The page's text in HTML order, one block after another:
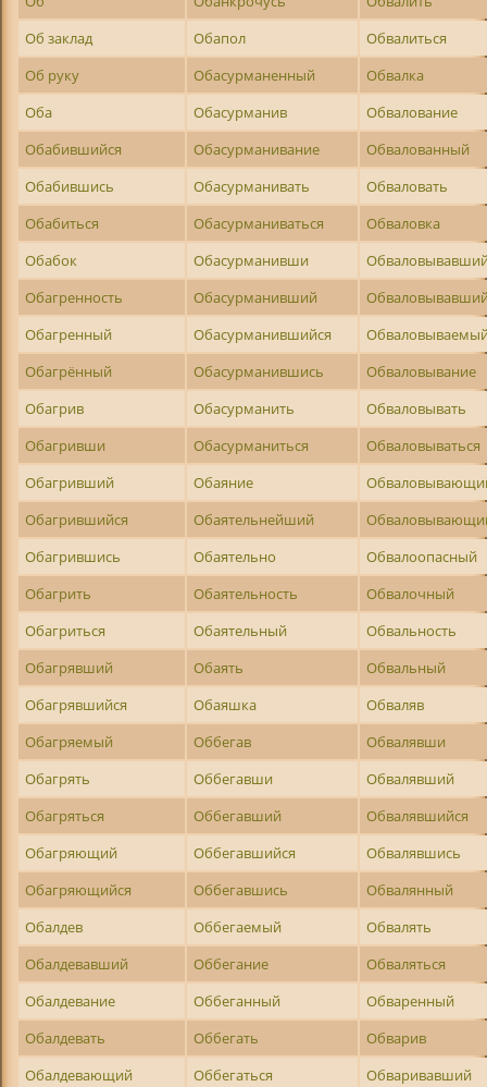
Об заклад
Обапол
Обвалиться
Об руку
Обасурманенный
Обвалка
Оба
Обасурманив
Обвалование
Обабившийся
Обасурманивание
Обвалованный
Обабившись
Обасурманивать
Обваловать
Обабиться
Обасурманиваться
Обваловка
Обабок
Обасурманивши
Обагренность
Обасурманивший
Обагренный
Обасурманившийся
Обагрённый
Обасурманившись
Обваловывание
Обагрив
Обасурманить
Обваловывать
Обагривши
Обасурманиться
Обваловываться
Обагривший
Обаяние
Обагрившийся
Обаятельнейший
Обагрившись
Обаятельно
Обвалоопасный
Обагрить
Обаятельность
Обвалочный
Обагриться
Обаятельный
Обвальность
Обагрявший
Обаять
Обвальный
Обагрявшийся
Обаяшка
Обваляв
Обагряемый
Оббегав
Обвалявши
Обагрять
Оббегавши
Обвалявший
Обагряться
Оббегавший
Обвалявшийся
Обагряющий
Оббегавшийся
Обвалявшись
Обагряющийся
Оббегавшись
Обвалянный
Обалдев
Оббегаемый
Обвалять
Обалдевавший
Оббегание
Обваляться
Обалдевание
Оббеганный
Обваренный
Обалдевать
Оббегать
Обварив
Обалдевающий
Оббегаться
Обваривавший